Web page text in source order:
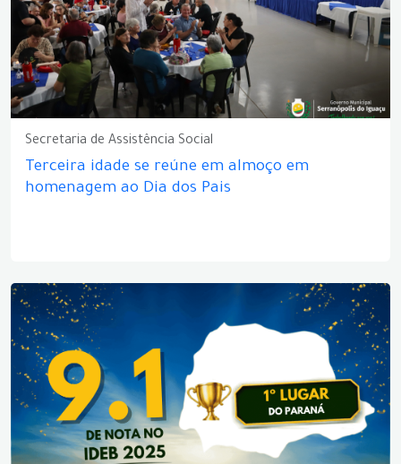
Secretaria de Assistência Social
Terceira idade se reúne em almoço em
homenagem ao Dia dos Pais